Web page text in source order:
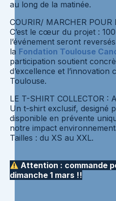
au long de la matinée.
COURIR/ MARCHER
C’est le cœur du projet :
l’événement seront
la Fondation Toulouse
participation soutient
d’excellence et
Toulouse.
LE T-SHIRT COLLECTOR :
Un t-shirt exclusif, designé
disponible en prévente
notre impact
Tailles : du XS au XXL.
Attention : commande
dimanche 1 mars !!